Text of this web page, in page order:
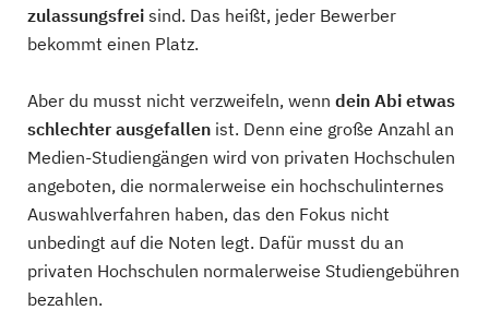
zulassungsfrei sind. Das heißt, jeder Bewerber
bekommt einen Platz.
Aber du musst nicht verzweifeln, wenn dein Abi etwas
schlechter ausgefallen ist. Denn eine große Anzahl an
Medien-Studiengängen wird von privaten Hochschulen
angeboten, die normalerweise ein hochschulinternes
Auswahlverfahren haben, das den Fokus nicht
unbedingt auf die Noten legt. Dafür musst du an
privaten Hochschulen normalerweise Studiengebühren
bezahlen.